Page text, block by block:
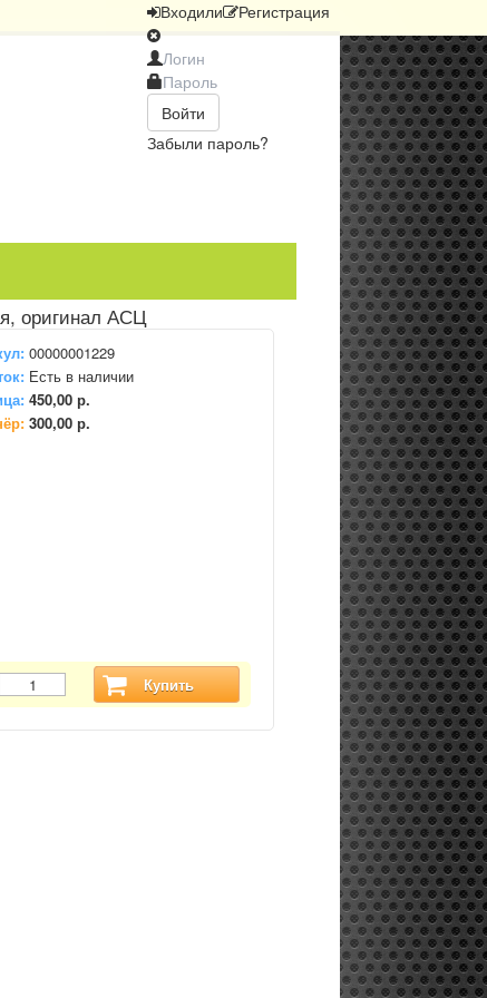
Входили Регистрация
Войти
Забыли пароль?
оригинал АСЦ
00000001229
Есть в наличии
450,00 р.
300,00 р.
Купить